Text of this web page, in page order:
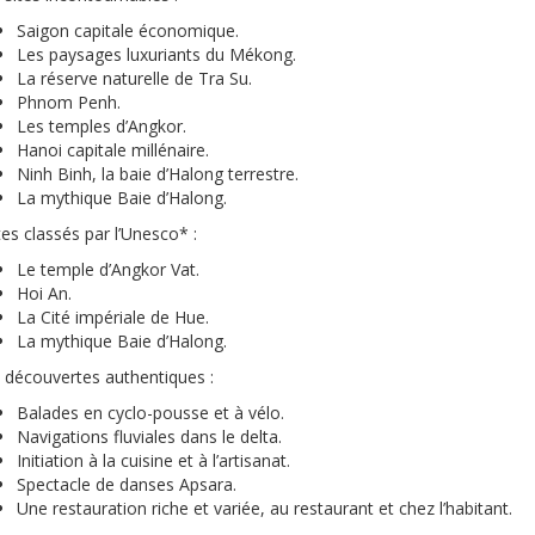
Saigon capitale économique.
Les paysages luxuriants du Mékong.
La réserve naturelle de Tra Su.
Phnom Penh.
Les temples d’Angkor.
Hanoi capitale millénaire.
Ninh Binh, la baie d’Halong terrestre.
La mythique Baie d’Halong.
classés par l’Unesco* :
Le temple d’Angkor Vat.
Hoi An.
La Cité impériale de Hue.
La mythique Baie d’Halong.
découvertes authentiques :
Balades en cyclo-pousse et à vélo.
Navigations fluviales dans le delta.
Initiation à la cuisine et à l’artisanat.
Spectacle de danses Apsara.
Une restauration riche et variée, au restaurant et chez l’habitant.